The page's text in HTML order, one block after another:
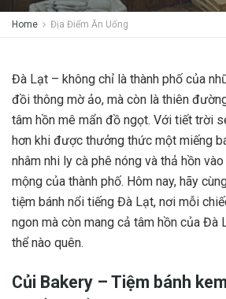
Home Địa Điểm Ăn Uống
Đà Lạt – không chỉ là thành phố của
đồi thông mờ ảo, mà còn là thiên
tâm hồn mê mẩn đồ ngọt. Với tiết trời
hơn khi được thưởng thức một miếng
nhâm nhi ly cà phê nóng và thả hồn
mộng của thành phố. Hôm nay, hãy
tiệm bánh nổi tiếng Đà Lạt, nơi mỗi
ngon mà còn mang cả tâm hồn của Đà
thể nào quên.
Củi Bakery – Tiệm bánh